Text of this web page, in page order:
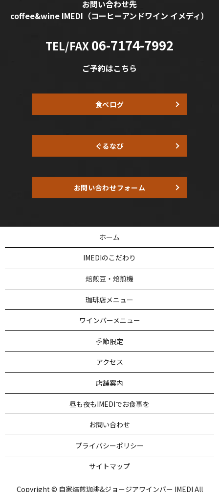
お問い合わせ先
coffee&wine IMEDI （コーヒーアンドワイン イメディ）
TEL/FAX 06-7174-7992
ご予約はこちら
食べログ
ぐるなび
お問い合わせフォーム
ホーム
IMEDIのこだわり
焙煎豆・焙煎機
珈琲店メニュー
ワインバーメニュー
季節限定
アクセス
店舗案内
昼も夜もIMEDIでお食事を
お問い合わせ
プライバシーポリシー
サイトマップ
Copyright © 自家焙煎珈琲&ジョージアワインバー IMEDI All